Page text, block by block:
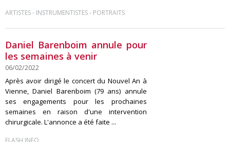
ARTISTES- INSTRUMENTISTES- PORTRAITS
Daniel Barenboim annule pour
les semaines à venir
06/02/2022
Après avoir dirigé le concert du Nouvel An à
Vienne, Daniel Barenboim (79 ans) annule
ses engagements pour les prochaines
semaines en raison d'une intervention
chirurgicale. L'annonce a été faite ...